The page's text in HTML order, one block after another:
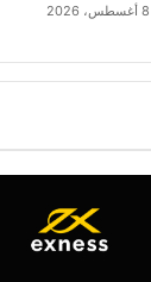
8 أغسطس، 2026